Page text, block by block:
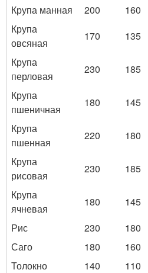
Крупа манная
200 160
Крупа
овсяная
170 135
Крупа
перловая
230 185
Крупа
пшеничная
180 145
Крупа
пшенная
220 180
Крупа
рисовая
230 185
Крупа
ячневая
180 145
Рис
230 180
Саго
180 160
Толокно
140 110